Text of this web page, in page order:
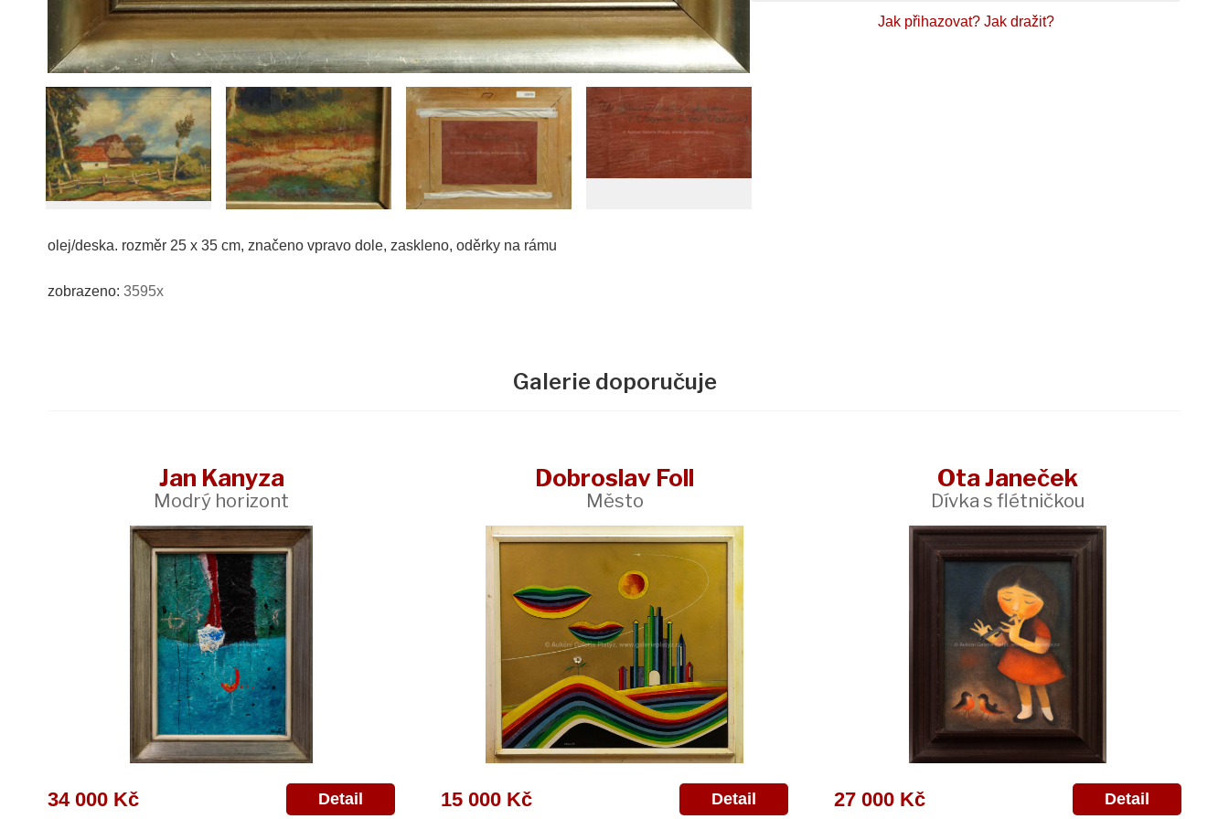
olej/deska. rozměr 25 x 35 cm, značeno vpravo dole, zaskleno, oděrky na rámu
zobrazeno: 3595x
Jak přihazovat? Jak dražit?
Galerie doporučuje
Jan Kanyza
Modrý horizont
34 000 Kč Detail
Dobroslav Foll
Město
15 000 Kč Detail
Ota Janeček
Dívka s flétničkou
27 000 Kč Detail